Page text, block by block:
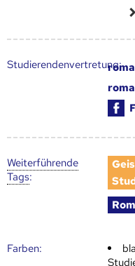
Studierendenvertretung:
Weiter­führende
Tags:
Farben: